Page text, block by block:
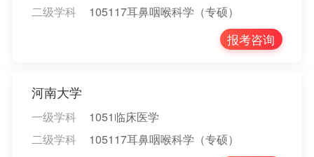
二级学科
105117耳鼻咽喉科学（专硕）
报考咨询
河南大学
一级学科
1051临床医学
二级学科
105117耳鼻咽喉科学（专硕）